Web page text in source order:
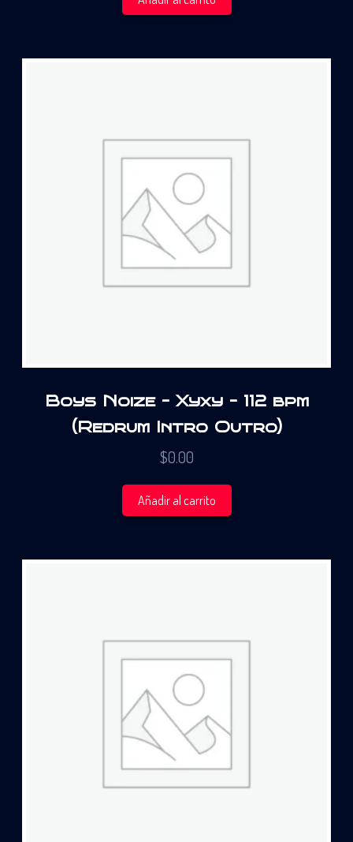
Boys Noize – Xyxy – 112 bpm
(Redrum Intro Outro)
$0.00
Añadir al carrito